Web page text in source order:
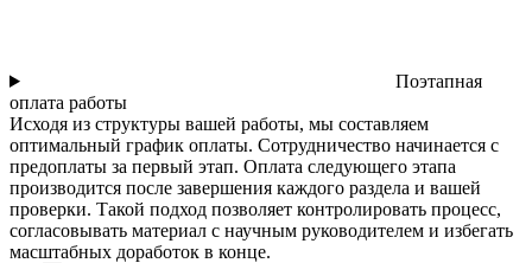
Поэтапная
оплата работы
Исходя из структуры вашей работы, мы составляем
оптимальный график оплаты. Сотрудничество начинается с
предоплаты за первый этап. Оплата следующего этапа
производится после завершения каждого раздела и вашей
проверки. Такой подход позволяет контролировать процесс,
согласовывать материал с научным руководителем и избегать
масштабных доработок в конце.